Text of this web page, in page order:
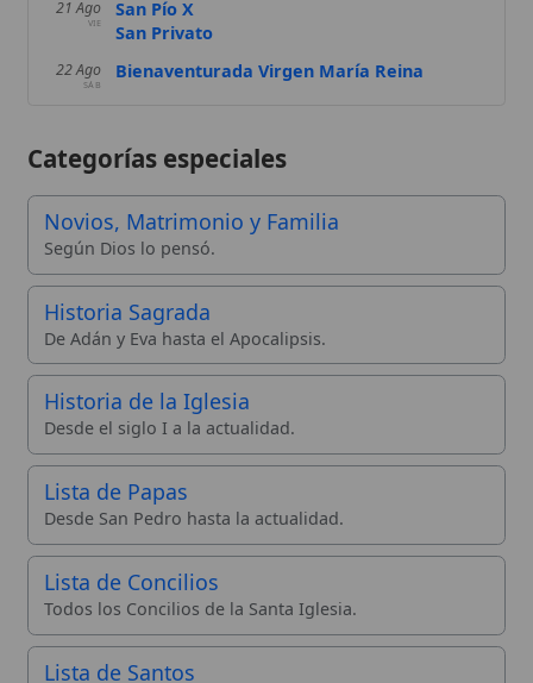
Novios, Matrimonio y Familia
Según Dios lo pensó.
Desde el siglo I a la actualidad.
Lista de Papas
Desde San Pedro hasta la actualidad.
Lista de Concilios
Todos los Concilios de la Santa Iglesia.
Lista de Santos
Santos documentados en la wiki.
Lista de Advocaciones
Infografías
La enciclopedia en imágenes